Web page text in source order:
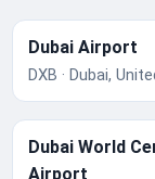
Dubai Airport
DXB · Dubai,
Dubai World
Airport